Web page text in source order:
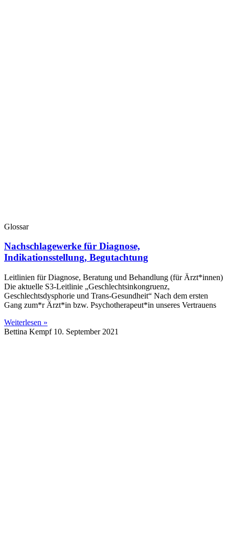
Glossar
Nachschlagewerke für Diagnose,
Indikationsstellung, Begutachtung
Leitlinien für Diagnose, Beratung und Behandlung (für Ärzt*innen)
Die aktuelle S3-Leitlinie „Geschlechtsinkongruenz,
Geschlechtsdysphorie und Trans-Gesundheit“ Nach dem ersten
Gang zum*r Ärzt*in bzw. Psychotherapeut*in unseres Vertrauens
Weiterlesen »
Bettina Kempf 10. September 2021